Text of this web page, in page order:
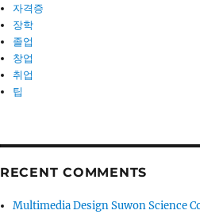
자격증
장학
졸업
창업
취업
팁
RECENT COMMENTS
Multimedia Design Suwon Science